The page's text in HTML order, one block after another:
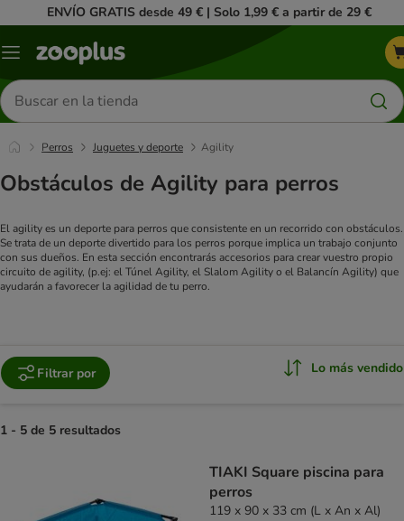
ENVÍO GRATIS desde 49 € | Solo 1,99 € a partir de 29 €
Menú
Buscar
productos
Perros Juguetes y deporte Agility
Obstáculos de Agility para perros
El agility es un deporte para perros que consistente en un recorrido con obstáculos.
Se trata de un deporte divertido para los perros porque implica un trabajo conjunto
con sus dueños. En esta sección encontrarás accesorios para crear vuestro propio
circuito de agility, (p.ej: el Túnel Agility, el Slalom Agility o el Balancín Agility) que
ayudarán a favorecer la agilidad de tu perro.
Filtrar por Lo más vendido
1 - 5 de 5 resultados
TIAKI Square piscina para
perros
119 x 90 x 33 cm (L x An x Al)